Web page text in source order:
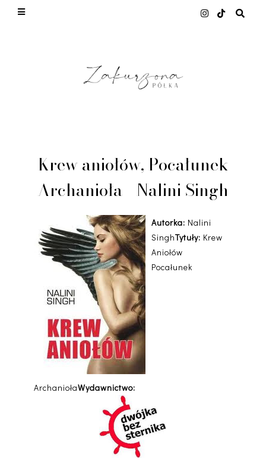
Krew aniołów, Pocałunek
Archanioła - Nalini Singh
Autorka: Nalini
SinghTytuły: Krew
Aniołów
Pocałunek
ArchaniołaWydawnictwo:
This site uses cookies from Google to deliver its
quality of service, generate usage statistics, and
to detect and address abuse.
LEARN MORE